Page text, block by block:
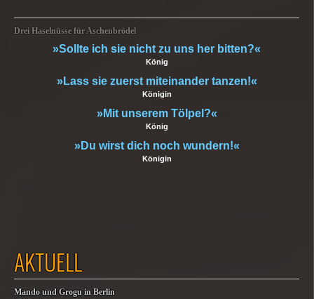
Drei Haselnüsse für Aschenbrödel
»Sollte ich sie nicht zu uns her bitten?«
König
»Lass sie zuerst miteinander tanzen!«
Königin
»Mit unserem Tölpel?«
König
»Du wirst dich noch wundern!«
Königin
AKTUELL
Mando und Grogu in Berlin